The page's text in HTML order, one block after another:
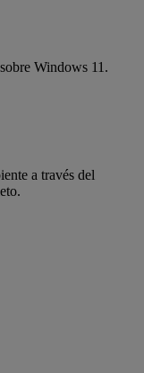
Windows 11.
a través del